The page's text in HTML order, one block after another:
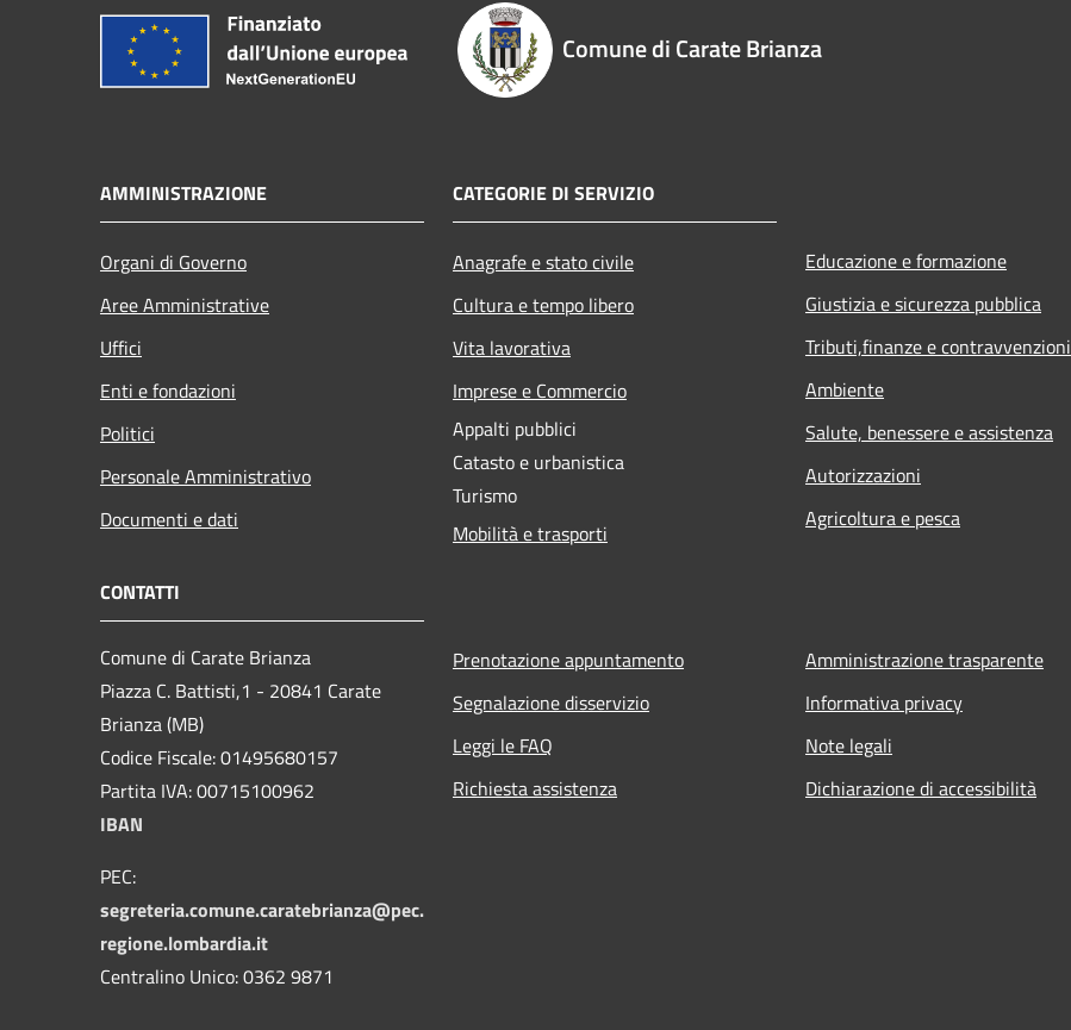
Comune di Carate Brianza
AMMINISTRAZIONE
Organi di Governo
Aree Amministrative
Uffici
Enti e fondazioni
Politici
Personale Amministrativo
Documenti e dati
CATEGORIE DI SERVIZIO
Anagrafe e stato civile
Cultura e tempo libero
Vita lavorativa
Imprese e Commercio
Appalti pubblici
Catasto e urbanistica
Turismo
Mobilità e trasporti
Educazione e formazione
Giustizia e sicurezza pubblica
Tributi,finanze e contravvenzioni
Ambiente
Salute, benessere e assistenza
Autorizzazioni
Agricoltura e pesca
CONTATTI
Comune di Carate Brianza
Piazza C. Battisti,1 - 20841 Carate
Brianza (MB)
Codice Fiscale: 01495680157
Partita IVA: 00715100962
IBAN
PEC:
segreteria.comune.caratebrianza@pec.
regione.lombardia.it
Centralino Unico: 0362 9871
Prenotazione appuntamento
Segnalazione disservizio
Leggi le FAQ
Richiesta assistenza
Amministrazione trasparente
Informativa privacy
Note legali
Dichiarazione di accessibilità